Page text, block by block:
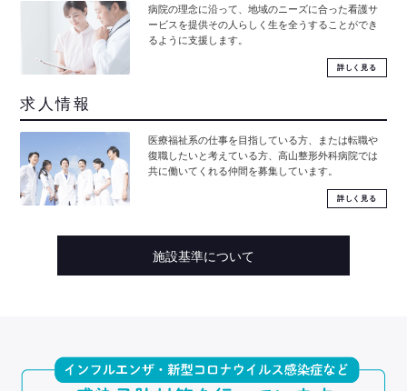
病院の理念に沿って、地域のニーズに合った看護サ
ービスを提供その人らしく生を全うすることができ
るように支援します。
詳しく見る
求人情報
医療福祉系の仕事を目指している方、または転職や
復職したいと考えている方、高山整形外科病院では
共に働いてくれる仲間を募集しています。
詳しく見る
施設基準について